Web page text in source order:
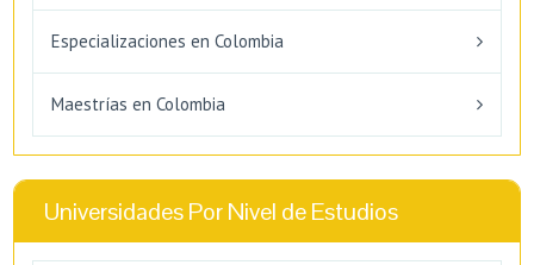
Especializaciones en Colombia
Maestrías en Colombia
Universidades Por Nivel de Estudios